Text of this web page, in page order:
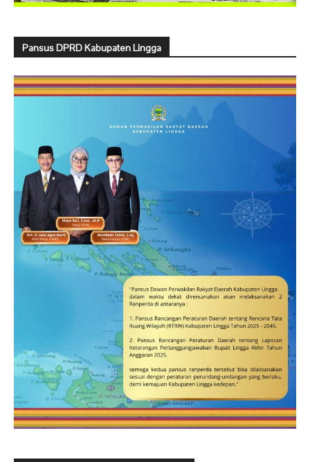
Pansus DPRD Kabupaten Lingga